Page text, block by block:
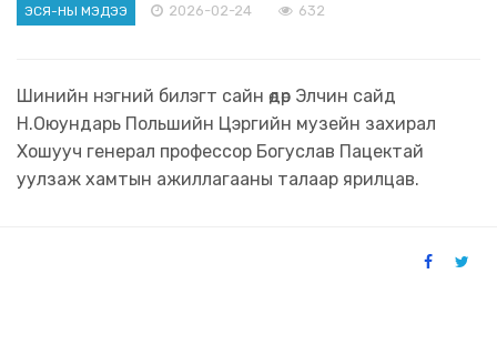
ЭСЯ-НЫ МЭДЭЭ 2026-02-24 632
Шинийн нэгний билэгт сайн өдөр Элчин сайд
Н.Оюундарь Польшийн Цэргийн музейн захирал
Хошууч генерал профессор Богуслав Пацектай
уулзаж хамтын ажиллагааны талаар ярилцав.